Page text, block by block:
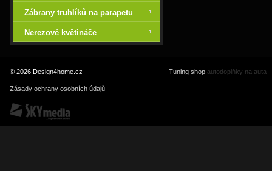
Zábrany truhlíků na parapetu
Nerezové květináče
Tuning shop autodoplňky na auta
© 2026 Design4home.cz
Zásady ochrany osobních údajů
SKY Media